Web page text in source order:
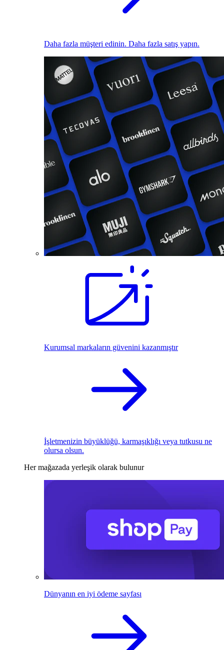
Daha fazla müşteri edinin. Daha fazla satış yapın.
Kurumsal markaların güvenini kazanmıştır
İşletmenizin büyüklüğü, karmaşıklığı veya tutkusu ne
olursa olsun.
Her mağazada yerleşik olarak bulunur
Dünyanın en iyi ödeme sayfası